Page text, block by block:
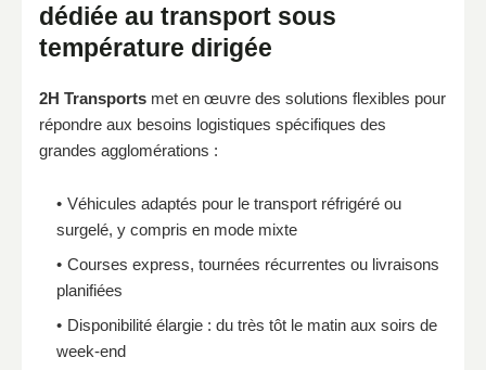
dédiée au transport sous
température dirigée
2H Transports met en œuvre des solutions flexibles pour
répondre aux besoins logistiques spécifiques des
grandes agglomérations :
Véhicules adaptés pour le transport réfrigéré ou
surgelé, y compris en mode mixte
Courses express, tournées récurrentes ou livraisons
planifiées
Disponibilité élargie : du très tôt le matin aux soirs de
week-end